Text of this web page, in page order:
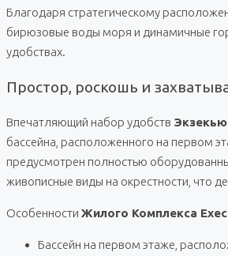
Благодаря стратегическому
бирюзовые воды моря и динамичные
удобствах.
Простор, роскошь и
Впечатляющий набор удобств
бассейна, расположенного на первом
предусмотрен полностью
живописные виды на окрестности, что
Особенности Жилого Комплекса
Бассейн на первом этаже,